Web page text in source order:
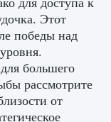
Этот
победы над
большего
рассмотрите
от